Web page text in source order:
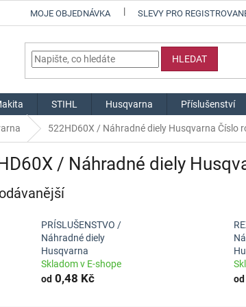
MOJE OBJEDNÁVKA SLEVY PRO
HLEDAT
STIHL Husqvarna Příslušenství
522HD60X / Náhradné diely Husqvarna Číslo
/ Náhradné diely
PRÍSLUŠENSTVO /
Náhradné diely
Husqvarna
Skladom v E-shope
od 0,48 Kč
od